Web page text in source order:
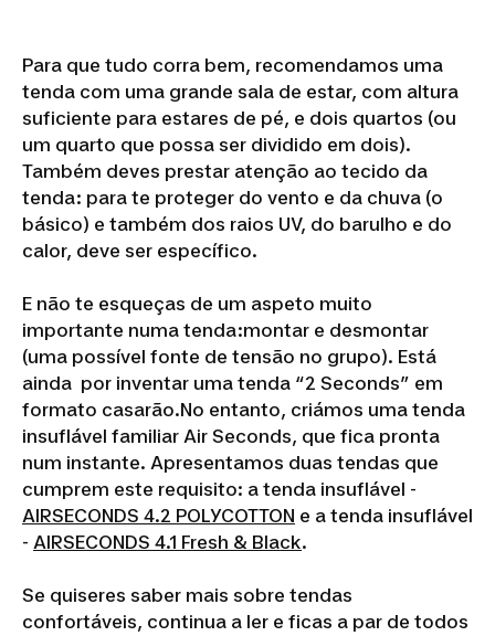
Para que tudo corra bem, recomendamos uma
tenda com uma grande sala de estar, com altura
suficiente para estares de pé, e dois quartos (ou
um quarto que possa ser dividido em dois).
Também deves prestar atenção ao tecido da
tenda: para te proteger do vento e da chuva (o
básico) e também dos raios UV, do barulho e do
calor, deve ser específico.
E não te esqueças de um aspeto muito
importante numa tenda:montar e desmontar
(uma possível fonte de tensão no grupo). Está
ainda por inventar uma tenda “2 Seconds” em
formato casarão.No entanto, criámos uma tenda
insuflável familiar Air Seconds, que fica pronta
num instante. Apresentamos duas tendas que
cumprem este requisito: a tenda insuflável -
AIRSECONDS 4.2 POLYCOTTON e a tenda insuflável
- AIRSECONDS 4.1 Fresh & Black.
Se quiseres saber mais sobre tendas
confortáveis, continua a ler e ficas a par de todos